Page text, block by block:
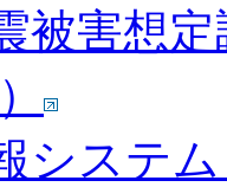
被害想
システ